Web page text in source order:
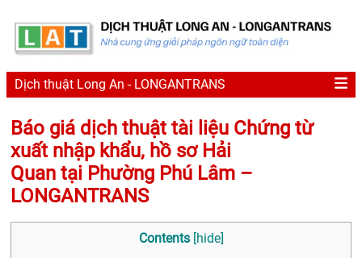
Dịch thuật Long An - LONGANTRANS
Báo giá dịch thuật tài liệu Chứng từ
xuất nhập khẩu, hồ sơ Hải
Quan tại Phường Phú Lâm –
LONGANTRANS
Contents [hide]